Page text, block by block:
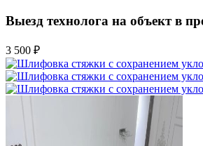
Выезд технолога на объект в
3 500 ₽